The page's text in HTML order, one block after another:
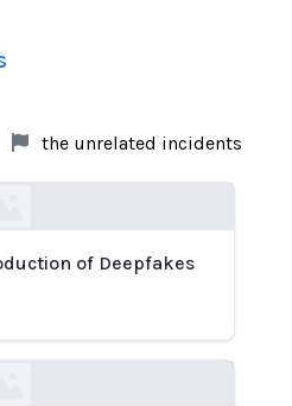
the unrelated incidents
of Deepfakes